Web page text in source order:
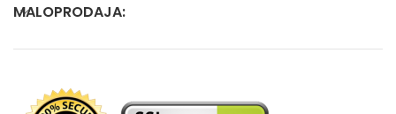
MALOPRODAJA: